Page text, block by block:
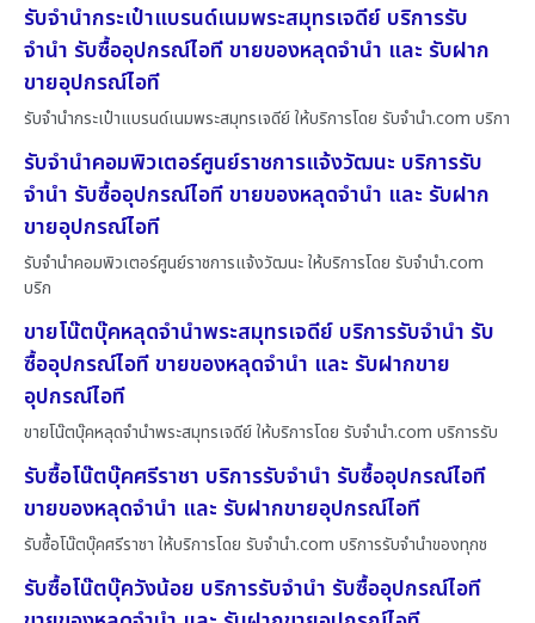
รับจำนำกระเป๋าแบรนด์เนมพระสมุทรเจดีย์ บริการรับ
จำนำ รับซื้ออุปกรณ์ไอที ขายของหลุดจำนำ และ รับฝาก
ขายอุปกรณ์ไอที
รับจำนำกระเป๋าแบรนด์เนมพระสมุทรเจดีย์ ให้บริการโดย รับจํานํา.com บริกา
รับจำนำคอมพิวเตอร์ศูนย์ราชการแจ้งวัฒนะ บริการรับ
จำนำ รับซื้ออุปกรณ์ไอที ขายของหลุดจำนำ และ รับฝาก
ขายอุปกรณ์ไอที
รับจำนำคอมพิวเตอร์ศูนย์ราชการแจ้งวัฒนะ ให้บริการโดย รับจํานํา.com
บริก
ขายโน๊ตบุ๊คหลุดจำนำพระสมุทรเจดีย์ บริการรับจำนำ รับ
ซื้ออุปกรณ์ไอที ขายของหลุดจำนำ และ รับฝากขาย
อุปกรณ์ไอที
ขายโน๊ตบุ๊คหลุดจำนำพระสมุทรเจดีย์ ให้บริการโดย รับจํานํา.com บริการรับ
รับซื้อโน๊ตบุ๊คศรีราชา บริการรับจำนำ รับซื้ออุปกรณ์ไอที
ขายของหลุดจำนำ และ รับฝากขายอุปกรณ์ไอที
รับซื้อโน๊ตบุ๊คศรีราชา ให้บริการโดย รับจํานํา.com บริการรับจำนำของทุกช
รับซื้อโน๊ตบุ๊ควังน้อย บริการรับจำนำ รับซื้ออุปกรณ์ไอที